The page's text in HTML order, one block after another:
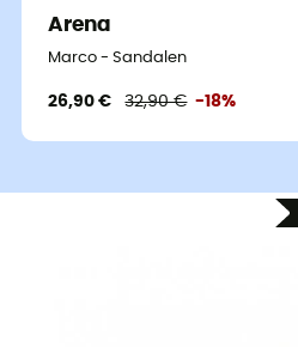
Arena
Marco - Sandalen
26,90 € 32,90 € -18%